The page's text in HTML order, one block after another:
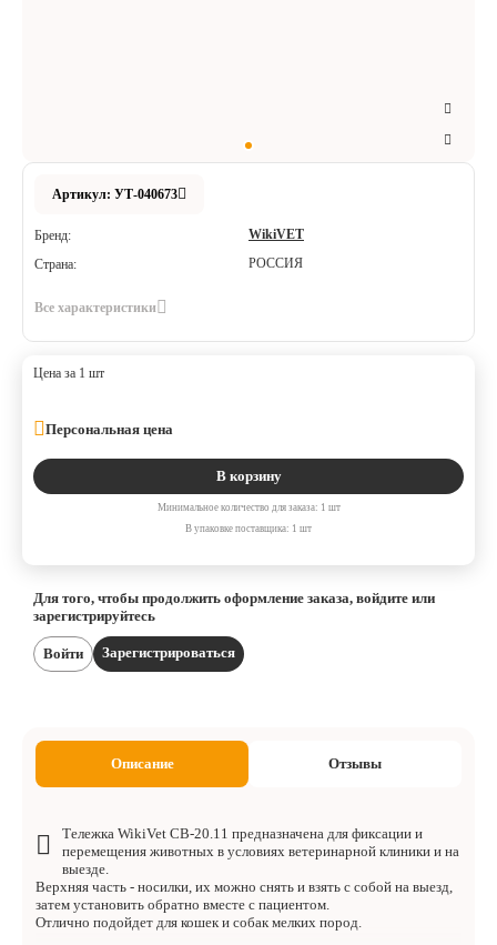
Артикул: УТ-040673
Бренд:
WikiVET
Страна:
РОССИЯ
Все характеристики
Цена за 1 шт
Персональная цена
В корзину
Минимальное количество для заказа: 1 шт
В упаковке поставщика: 1 шт
Для того, чтобы продолжить оформление заказа, войдите или
зарегистрируйтесь
Войти Зарегистрироваться
Описание Отзывы
Тележка WikiVet СВ-20.11 предназначена для фиксации и
перемещения животных в условиях ветеринарной клиники и на
выезде.
Верхняя часть - носилки, их можно снять и взять с собой на выезд,
затем установить обратно вместе с пациентом.
Отлично подойдет для кошек и собак мелких пород.